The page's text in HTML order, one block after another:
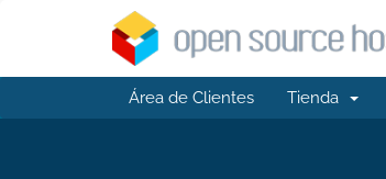
Área de Clientes Tienda